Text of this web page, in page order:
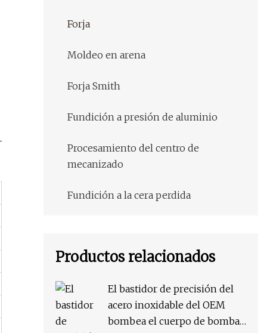
Forja
Moldeo en arena
Forja Smith
Fundición a presión de aluminio
Procesamiento del centro de
mecanizado
Fundición a la cera perdida
Productos relacionados
El bastidor de precisión del
acero inoxidable del OEM
bombea el cuerpo de bomba